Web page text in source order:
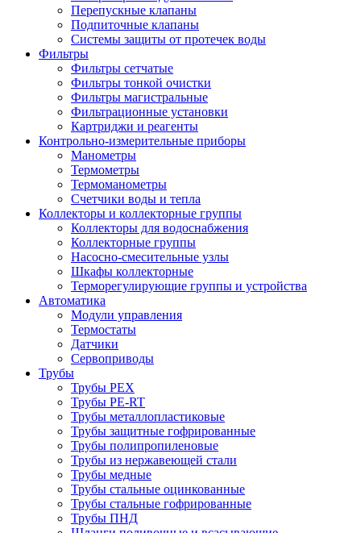
Перепускные клапаны
Подпиточные клапаны
Системы защиты от протечек воды
Фильтры
Фильтры сетчатые
Фильтры тонкой очистки
Фильтры магистральные
Фильтрационные установки
Картриджи и реагенты
Контрольно-измерительные приборы
Манометры
Термометры
Термоманометры
Счетчики воды и тепла
Коллекторы и коллекторные группы
Коллекторы для водоснабжения
Коллекторные группы
Насосно-смесительные узлы
Шкафы коллекторные
Терморегулирующие группы и устройства
Автоматика
Модули управления
Термостаты
Датчики
Сервоприводы
Трубы
Трубы PEX
Трубы PE-RT
Трубы металлопластиковые
Трубы защитные гофрированные
Трубы полипропиленовые
Трубы из нержавеющей стали
Трубы медные
Трубы стальные оцинкованные
Трубы стальные гофрированные
Трубы ПНД